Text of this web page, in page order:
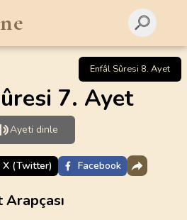
Enfâl Sûresi 8. Ayet
7. Ayet
Ayeti dinle
X (Twitter) Facebook